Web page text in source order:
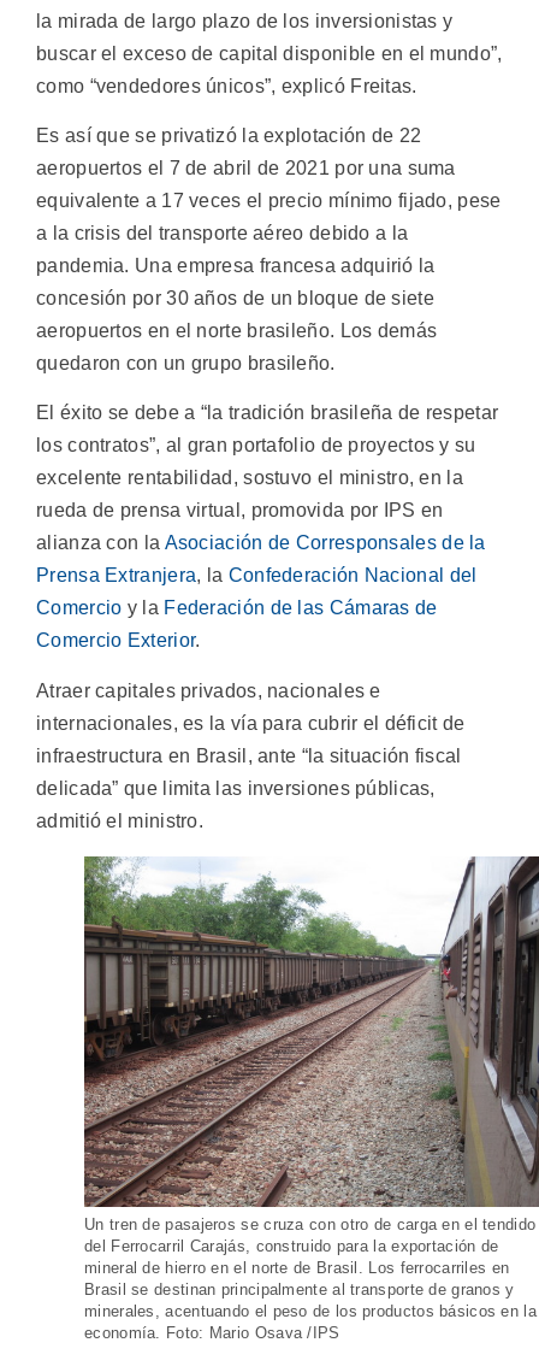
la mirada de largo plazo de los inversionistas y
buscar el exceso de capital disponible en el mundo”,
como “vendedores únicos”, explicó Freitas.
Es así que se privatizó la explotación de 22
aeropuertos el 7 de abril de 2021 por una suma
equivalente a 17 veces el precio mínimo fijado, pese
a la crisis del transporte aéreo debido a la
pandemia. Una empresa francesa adquirió la
concesión por 30 años de un bloque de siete
aeropuertos en el norte brasileño. Los demás
quedaron con un grupo brasileño.
El éxito se debe a “la tradición brasileña de respetar
los contratos”, al gran portafolio de proyectos y su
excelente rentabilidad, sostuvo el ministro, en la
rueda de prensa virtual, promovida por IPS en
alianza con la Asociación de Corresponsales de la
Prensa Extranjera, la Confederación Nacional del
Comercio y la Federación de las Cámaras de
Comercio Exterior.
Atraer capitales privados, nacionales e
internacionales, es la vía para cubrir el déficit de
infraestructura en Brasil, ante “la situación fiscal
delicada” que limita las inversiones públicas,
admitió el ministro.
Un tren de pasajeros se cruza con otro de carga en el tendido
del Ferrocarril Carajás, construido para la exportación de
mineral de hierro en el norte de Brasil. Los ferrocarriles en
Brasil se destinan principalmente al transporte de granos y
minerales, acentuando el peso de los productos básicos en la
economía. Foto: Mario Osava /IPS